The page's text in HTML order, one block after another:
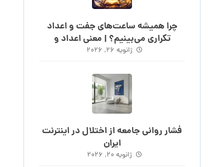
چرا همیشه ساعت‌های جفت و اعداد
تکراری می‌بینیم؟ | معنی اعداد و
ساعت‌های روند
ژانویه ۲۶, ۲۰۲۶
فشار روانی جامعه از اختلال در اینترنت
ایران
ژانویه ۲۰, ۲۰۲۶